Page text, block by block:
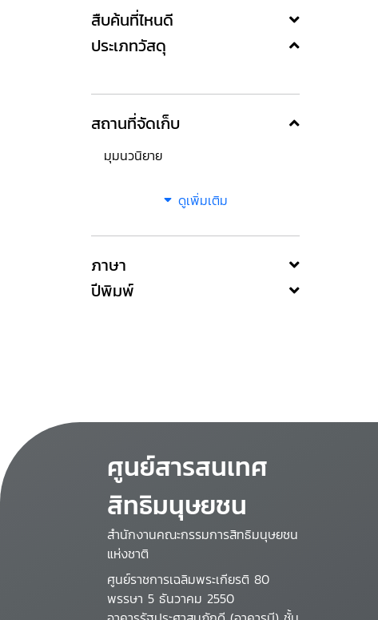
สืบค้นที่ไหนดี
ประเภทวัสดุ
สถานที่จัดเก็บ
มุมนวนิยาย
ดูเพิ่มเติม
ภาษา
ปีพิมพ์
ศูนย์สารสนเทศ
สิทธิมนุษยชน
สำนักงานคณะกรรมการสิทธิมนุษยชน
แห่งชาติ
ศูนย์ราชการเฉลิมพระเกียรติ 80
พรรษา 5 ธันวาคม 2550